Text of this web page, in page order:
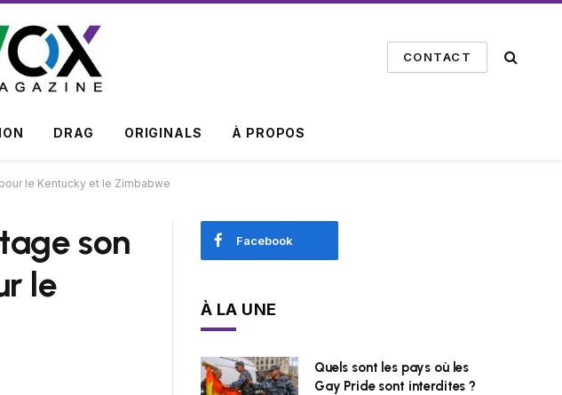
CONTACT
DRAG ORIGINALS À PROPOS
le Kentucky et le Zimbabwe
son
le
Facebook
À LA UNE
Quels sont les pays où les
Gay Pride sont interdites ?